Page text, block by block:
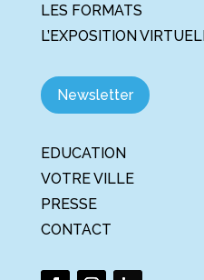
LES FORMATS
L’EXPOSITION
Newsletter
EDUCATION
VOTRE VILLE
PRESSE
CONTACT